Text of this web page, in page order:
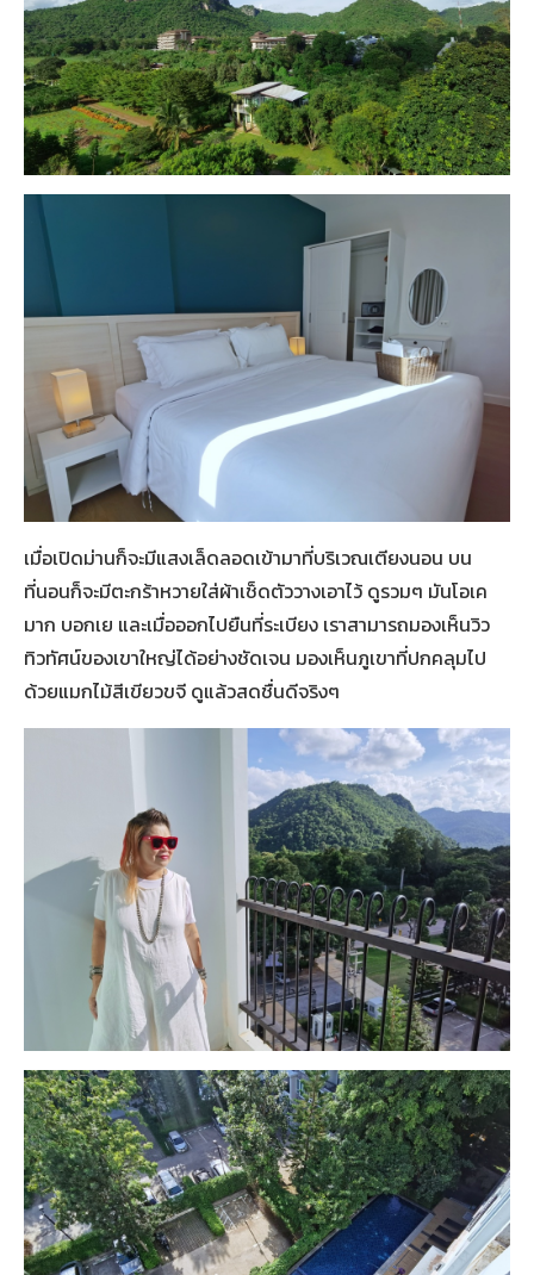
เมื่อเปิดม่านก็จะมีแสงเล็ดลอดเข้ามาที่บริเวณเตียงนอน บน
ที่นอนก็จะมีตะกร้าหวายใส่ผ้าเช็ดตัววางเอาไว้ ดูรวมๆ มันโอเค
มาก บอกเย และเมื่อออกไปยืนที่ระเบียง เราสามารถมองเห็นวิว
ทิวทัศน์ของเขาใหญ่ได้อย่างชัดเจน มองเห็นภูเขาที่ปกคลุมไป
ด้วยแมกไม้สีเขียวขจี ดูแล้วสดชื่นดีจริงๆ